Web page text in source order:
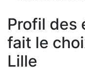
Profil des
fait le
Lille